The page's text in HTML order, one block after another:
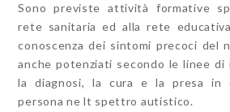
Sono previste attività formative
rete sanitaria ed alla rete
conoscenza dei sintomi precoci del
anche potenziati secondo le linee di
la diagnosi, la cura e la presa in
persona ne lt spettro autistico.